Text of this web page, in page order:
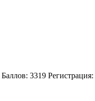
Баллов: 3319 Регистрация: